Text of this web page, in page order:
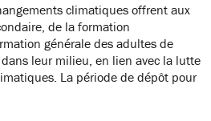
climatiques offrent aux
de la formation
générale des adultes de
leur milieu, en lien avec la lutte
La période de dépôt pour